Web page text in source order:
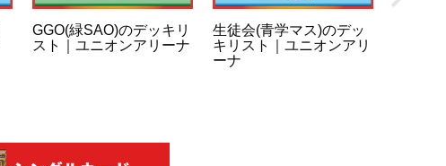
GGO(緑SAO)のデッキリ
スト｜ユニオンアリーナ
生徒会(青学マス)のデッ
キリスト｜ユニオンアリ
ーナ